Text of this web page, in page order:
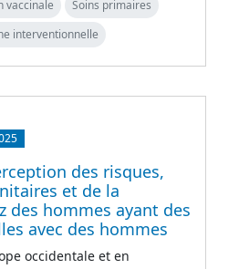
vaccinale
Soins primaires
interventionnelle
des risques,
et de la
des hommes ayant des
avec des hommes
occidentale et en